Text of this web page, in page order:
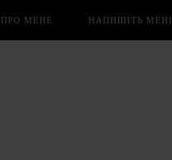
ПРО МЕНЕ НАПИШІТЬ МЕНІ